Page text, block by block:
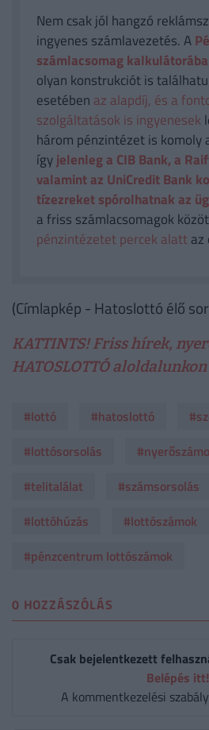
Nem csak jól hangzó
ingyenes számlavezetés. A
számlacsomag
olyan konstrukciót is
esetében az alapdíj, és a
szolgáltatások is ingyenesek
három pénzintézet is komoly
ígyjelenleg a CIB Bank, a
valamint az UniCredit Bank
tízezreket spórolhatnak az
a friss számlacsomagok
pénzintézetet percek alattaz
(Címlapkép - Hatoslottó élő
KATTINTS! Friss hírek,
HATOSLOTTÓ aloldalunkon
#lottó #hatoslottó
#lottósorsolás
#telitalálat
#számsorsolás
#lottóhúzás
#lottószámok
#pénzcentrum lottószámok
0 HOZZÁSZÓLÁS
Csak bejelentkezett
Belépés itt!
A kommentkezelési